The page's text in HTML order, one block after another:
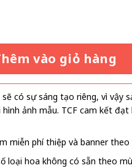
vào giỏ hàng
có sự sáng tạo riêng, vì vậy
hình ảnh mẫu. TCF cam kết
miễn phí thiệp và banner theo
loại hoa không có sẵn theo